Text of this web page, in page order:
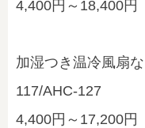
4,400円～18,400円
加湿つき温冷風扇
117/AHC-127
4,400円～17,200円